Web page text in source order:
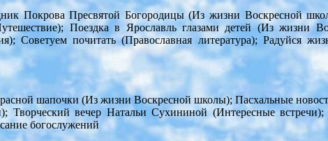
Покрова Пресвятой Богородицы (Из жизни Воскресной
Поездка в Ярославль глазами детей (Из жизни
Советуем почитать (Православная литература); Радуйся
шапочки (Из жизни Воскресной школы); Пасхальные
Творческий вечер Натальи Сухининой (Интересные
богослужений